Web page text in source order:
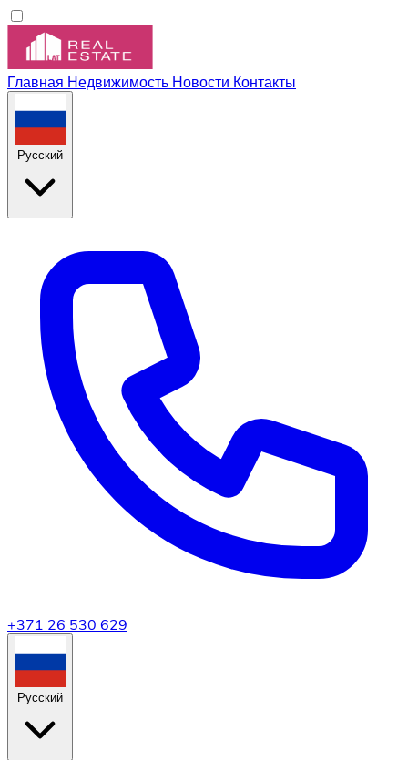
Главная Недвижимость Новости Контакты
+371 26 530 629